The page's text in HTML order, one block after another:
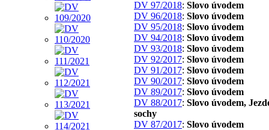
DV 97/2018: Slovo úvodem
DV 96/2018: Slovo úvodem
DV 95/2018: Slovo úvodem
DV 94/2018: Slovo úvodem
DV 93/2018: Slovo úvodem
DV 92/2017: Slovo úvodem
DV 91/2017: Slovo úvodem
DV 90/2017: Slovo úvodem
DV 89/2017: Slovo úvodem
DV 88/2017: Slovo úvodem,
sochy
DV 87/2017: Slovo úvodem